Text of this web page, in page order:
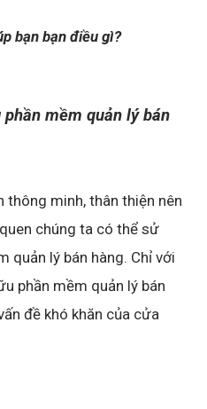
bạn bạn điều gì?
mềm quản lý bán
minh, thân thiện nên
chúng ta có thể sử
quản lý bán hàng. Chỉ với
phần mềm quản lý bán
đề khó khăn của cửa